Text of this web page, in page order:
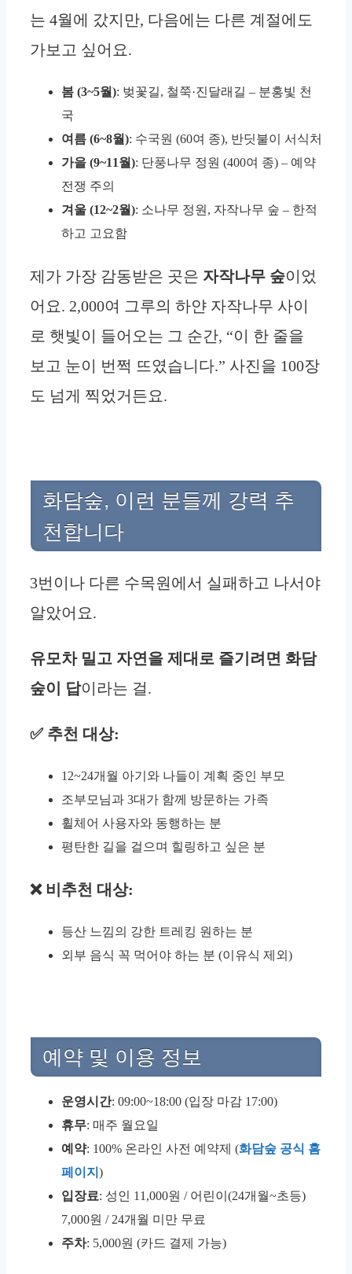
는 4월에 갔지만, 다음에는 다른 계절에도
가보고 싶어요.
봄 (3~5월): 벚꽃길, 철쭉·진달래길 – 분홍빛 천
국
여름 (6~8월): 수국원 (60여 종), 반딧불이 서식처
가을 (9~11월): 단풍나무 정원 (400여 종) – 예약
전쟁 주의
겨울 (12~2월): 소나무 정원, 자작나무 숲 – 한적
하고 고요함
제가 가장 감동받은 곳은 자작나무 숲이었
어요. 2,000여 그루의 하얀 자작나무 사이
로 햇빛이 들어오는 그 순간, “이 한 줄을
보고 눈이 번쩍 뜨였습니다.” 사진을 100장
도 넘게 찍었거든요.
화담숲, 이런 분들께 강력 추
천합니다
3번이나 다른 수목원에서 실패하고 나서야
알았어요.
유모차 밀고 자연을 제대로 즐기려면 화담
숲이 답이라는 걸.
✅ 추천 대상:
12~24개월 아기와 나들이 계획 중인 부모
조부모님과 3대가 함께 방문하는 가족
휠체어 사용자와 동행하는 분
평탄한 길을 걸으며 힐링하고 싶은 분
❌ 비추천 대상:
등산 느낌의 강한 트레킹 원하는 분
외부 음식 꼭 먹어야 하는 분 (이유식 제외)
예약 및 이용 정보
운영시간: 09:00~18:00 (입장 마감 17:00)
휴무: 매주 월요일
예약: 100% 온라인 사전 예약제 (화담숲 공식 홈
페이지 )
입장료: 성인 11,000원 / 어린이(24개월~초등)
7,000원 / 24개월 미만 무료
주차: 5,000원 (카드 결제 가능)